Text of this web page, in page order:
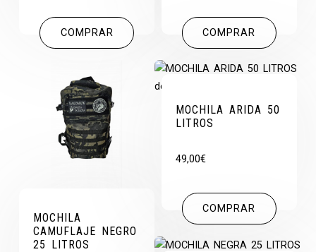
COMPRAR COMPRAR
MOCHILA
CAMUFLAJE NEGRO
25 LITROS
MOCHILA ARIDA 50
LITROS
49,00€
COMPRAR